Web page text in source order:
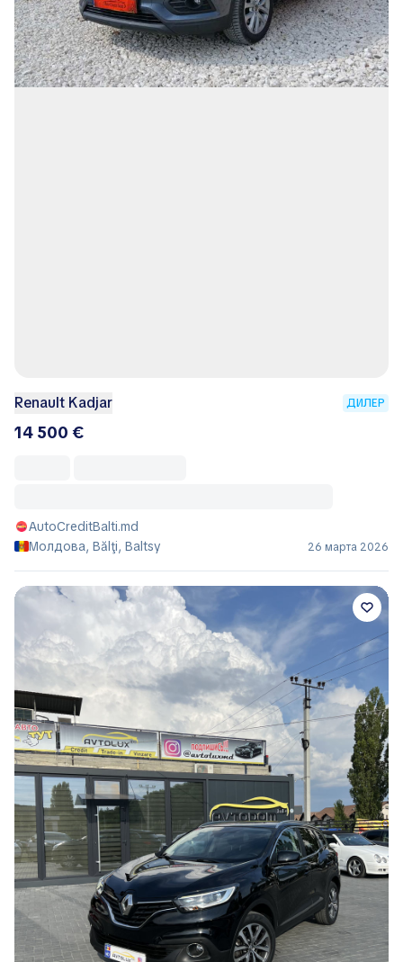
Renault Kadjar ДИЛЕР
14 500 €
AutoCreditBalti.md
Молдова, Bălţi, Baltsy
26 марта 2026